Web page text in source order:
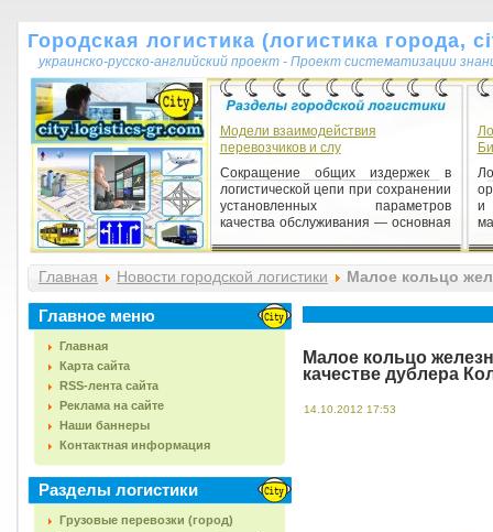
Городская логистика (логистика города,
украинско-русско-английский проект - Проект систематизации
Модели взаимодействия
перевозчиков и слу
Сокращение общих издержек в
логистической цепи при сохранении
установленных параметров
качества обслуживания — основная
и
Главная Новости городской логистики
Малое кольцо
метрополитена
Главное меню
Главная
Карта сайта
RSS-лента сайта
Реклама на сайте
Наши баннеры
Контактная информация
Разделы логистики
Грузовые перевозки (город)
Малое кольцо
качестве дублера
14.10.2012 17:53